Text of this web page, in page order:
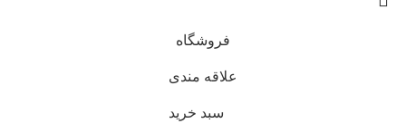
فروشگاه
علاقه مندی
سبد خرید